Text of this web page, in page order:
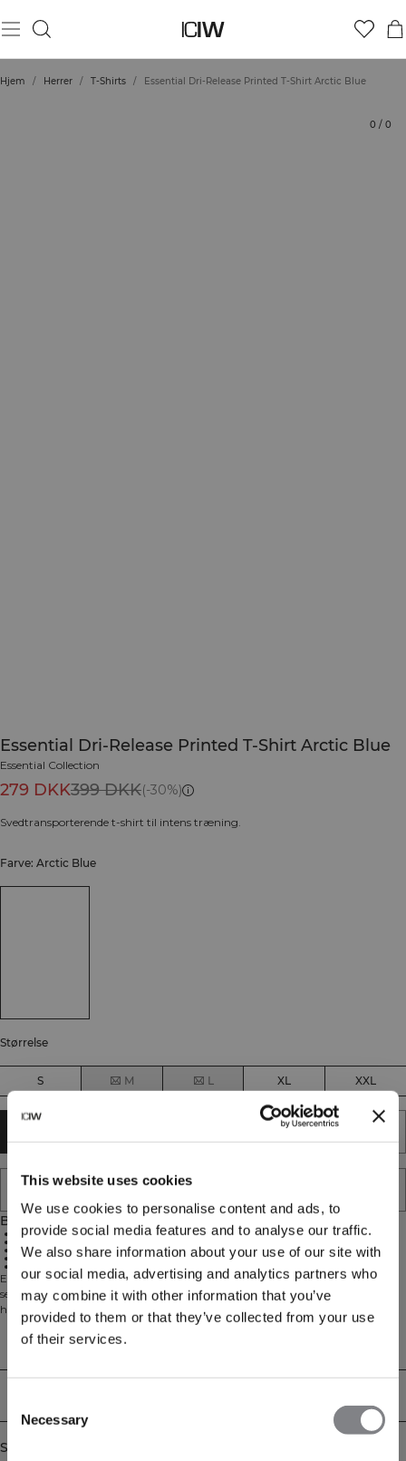
This website uses cookies
We use cookies to personalise content and ads, to
provide social media features and to analyse our traffic.
We also share information about your use of our site with
our social media, advertising and analytics partners who
may combine it with other information that you’ve
provided to them or that they’ve collected from your use
of their services.
Selection
Necessary
Hjem / Herrer / T-Shirts / Essential Dri-Release Printed T-Shirt Arctic Blue
0 / 0
Essential Dri-Release Printed T-Shirt Arctic Blue
Essential Collection
279 DKK399 DKK(-30%)
Svedtransporterende t-shirt til intens træning.
Farve: Arctic Blue
Størrelse
S M L XL XXL
TILFØJ TIL ØNSKESKYEN
Beskrivelse
Avanceret Dri-release teknologi til fugttransport
Hurtigtørrende stof til intense træningssessioner
81% Polyester, 14% Bomuld, 5% Elastan
Standard længde med performance pasform
Blød, komfortabel blanding for ubegrænset bevægelse
Essential Dri-Release Printed T-shirten er designet til at holde dig kølig og tør
selv under dine mest intense træningssessioner. Denne performance t-shirt
har innovativ Dri-release stofteknologi, der effektivt absorberer sved og
fordeler fugt over et større overfladeareal for hurtigere fordampning, så du
forbliver komfortabel, når træningen intensiveres.
perfekt til enhver højintensitetstræning, fra vægtløftning til cardio. Det
Technical Aspects
Similar products